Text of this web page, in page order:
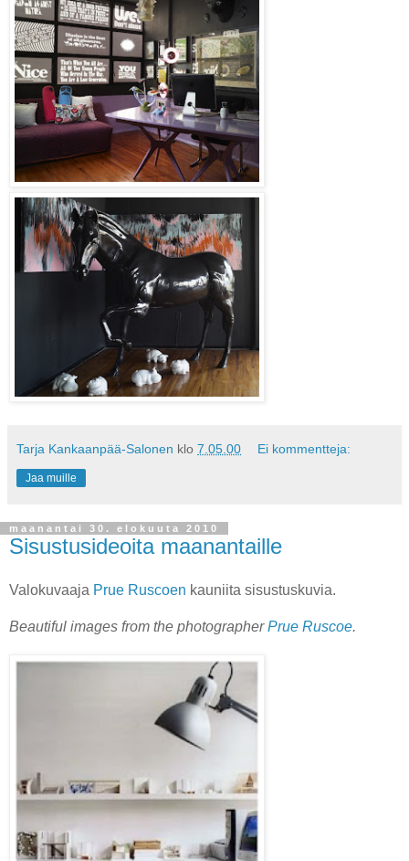
Tarja Kankaanpää-Salonen klo 7.05.00 Ei kommentteja:
Jaa muille
maanantai 30. elokuuta 2010
Sisustusideoita maanantaille
Valokuvaaja Prue Ruscoen kauniita sisustuskuvia.
Beautiful images from the photographerPrue Ruscoe.